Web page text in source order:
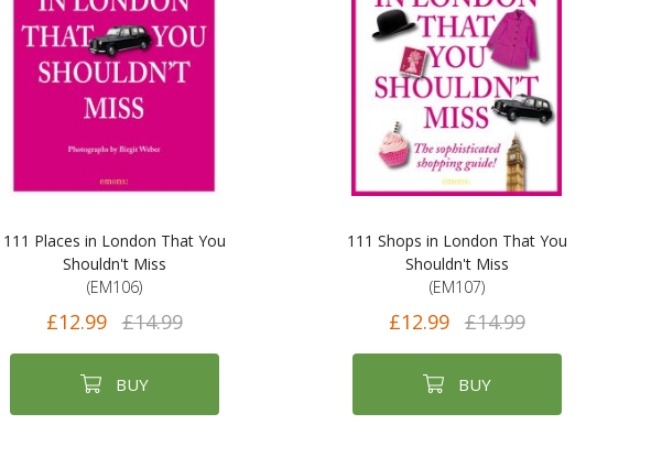
111 Places in London That You
Shouldn't Miss
(EM106)
£12.99 £14.99
BUY
111 Shops in London That You
Shouldn't Miss
(EM107)
£12.99 £14.99
BUY